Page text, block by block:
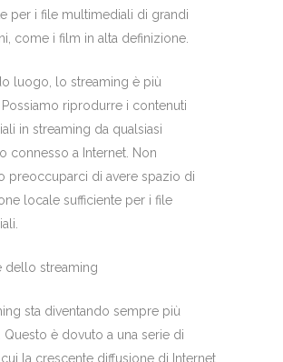
per i file multimediali di grandi
come i film in alta definizione.
luogo, lo streaming è più
riprodurre i contenuti
in streaming da qualsiasi
connesso a Internet. Non
preoccuparci di avere spazio di
locale sufficiente per i file
dello streaming
sta diventando sempre più
è dovuto a una serie di
la crescente diffusione di Internet